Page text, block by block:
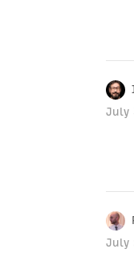
July
July